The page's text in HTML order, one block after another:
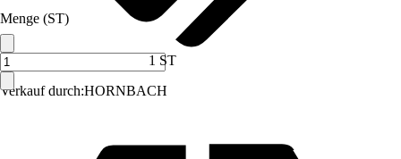
Verkauf durch:HORNBACH
Menge (ST)
1 ST